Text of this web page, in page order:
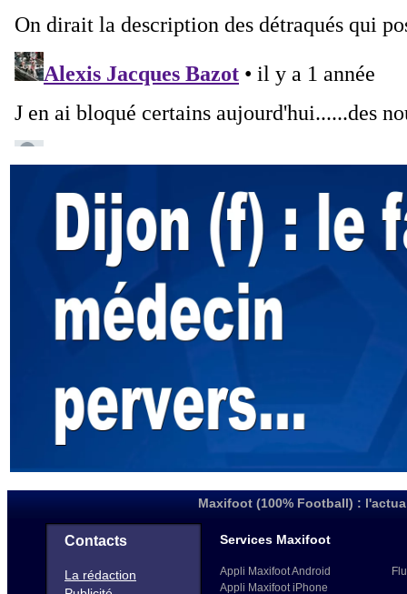
Maxifoot (100% Football) :
Contacts
La rédaction
Services Maxifoot
Appli Maxifoot Android
Appli Maxifoot iPhone